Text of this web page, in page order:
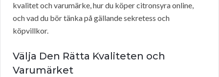
kvalitet och varumärke, hur du köper citronsyra online,
och vad du bör tänka på gällande sekretess och
köpvillkor.
Välja Den Rätta Kvaliteten och
Varumärket